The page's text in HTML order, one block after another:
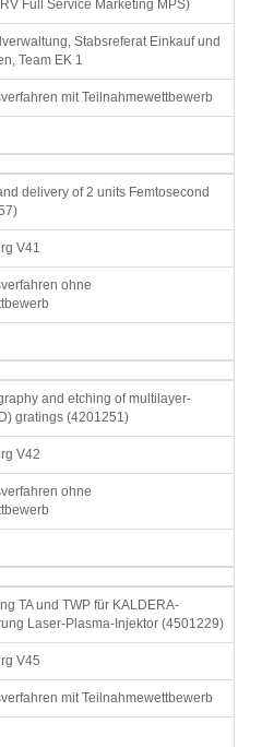
Full Service Marketing MPS)
Stabsreferat Einkauf und
Team EK 1
mit Teilnahmewettbewerb
delivery of 2 units Femtosecond
V41
ohne
and etching of multilayer-
gratings (4201251)
V42
ohne
TA und TWP für KALDERA-
Laser-Plasma-Injektor (4501229)
V45
mit Teilnahmewettbewerb